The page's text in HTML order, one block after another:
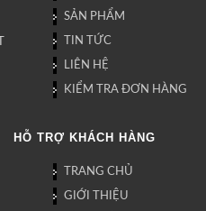
SẢN PHẨM
TIN TỨC
LIÊN HỆ
KIỂM TRA ĐƠN HÀNG
HỖ TRỢ KHÁCH HÀNG
TRANG CHỦ
GIỚI THIỆU